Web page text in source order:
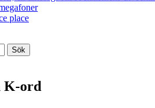
place
K-ord